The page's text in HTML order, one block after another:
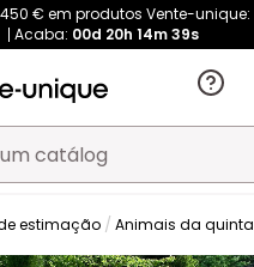
€ em produtos Vente-unique:
Acaba: 00d 20h 14m 37s
estimação Animais da quinta